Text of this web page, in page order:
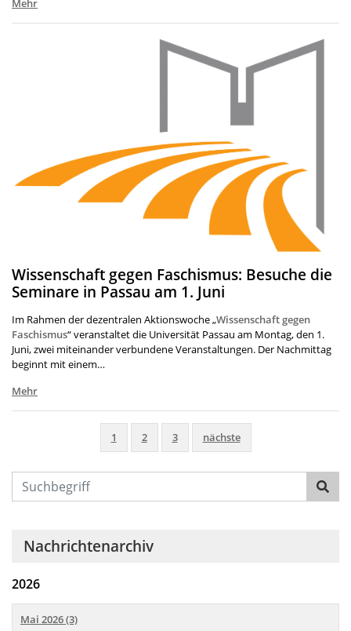
Mehr
Wissenschaft gegen Faschismus: Besuche die
Seminare in Passau am 1. Juni
Im Rahmen der dezentralen Aktionswoche „Wissenschaft gegen
Faschismus“ veranstaltet die Universität Passau am Montag, den 1.
Juni, zwei miteinander verbundene Veranstaltungen. Der Nachmittag
beginnt mit einem…
Mehr
1 2 3 nächste
Nachrichtenarchiv
2026
Mai 2026 (3)